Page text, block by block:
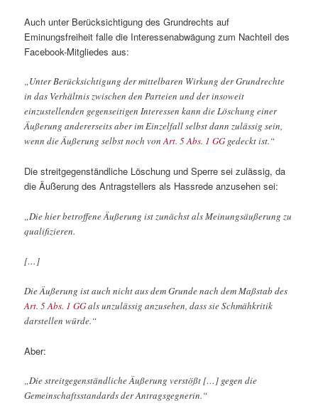
Auch unter Berücksichtigung des Grundrechts auf
Eminungsfreiheit falle die Interessenabwägung zum Nachteil des
Facebook-Mitgliedes aus:
„Unter Berücksichtigung der mittelbaren Wirkung der Grundrechte
in das Verhältnis zwischen den Parteien und der insoweit
einzustellenden gegenseitigen Interessen kann die Löschung einer
Äußerung andererseits aber im Einzelfall selbst dann zulässig sein,
wenn die Äußerung selbst noch vonArt. 5 Abs. 1 GG gedeckt ist.“
Die streitgegenständliche Löschung und Sperre sei zulässig, da
die Äußerung des Antragstellers als Hassrede anzusehen sei:
„Die hier betroffene Äußerung ist zunächst als Meinungsäußerung zu
qualifizieren.
[…]
Die Äußerung ist auch nicht aus dem Grunde nach dem Maßstab des
Art. 5 Abs. 1 GGals unzulässig anzusehen, dass sie Schmähkritik
darstellen würde.“
Aber:
„Die streitgegenständliche Äußerung verstößt […] gegen die
Gemeinschaftsstandards der Antragsgegnerin.“